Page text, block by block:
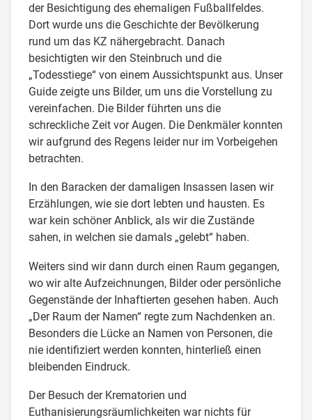
der Besichtigung des ehemaligen Fußballfeldes.
Dort wurde uns die Geschichte der Bevölkerung
rund um das KZ nähergebracht. Danach
besichtigten wir den Steinbruch und die
„Todesstiege“ von einem Aussichtspunkt aus. Unser
Guide zeigte uns Bilder, um uns die Vorstellung zu
vereinfachen. Die Bilder führten uns die
schreckliche Zeit vor Augen. Die Denkmäler konnten
wir aufgrund des Regens leider nur im Vorbeigehen
betrachten.
In den Baracken der damaligen Insassen lasen wir
Erzählungen, wie sie dort lebten und hausten. Es
war kein schöner Anblick, als wir die Zustände
sahen, in welchen sie damals „gelebt“ haben.
Weiters sind wir dann durch einen Raum gegangen,
wo wir alte Aufzeichnungen, Bilder oder persönliche
Gegenstände der Inhaftierten gesehen haben. Auch
„Der Raum der Namen“ regte zum Nachdenken an.
Besonders die Lücke an Namen von Personen, die
nie identifiziert werden konnten, hinterließ einen
bleibenden Eindruck.
Der Besuch der Krematorien und
Euthanisierungsräumlichkeiten war nichts für